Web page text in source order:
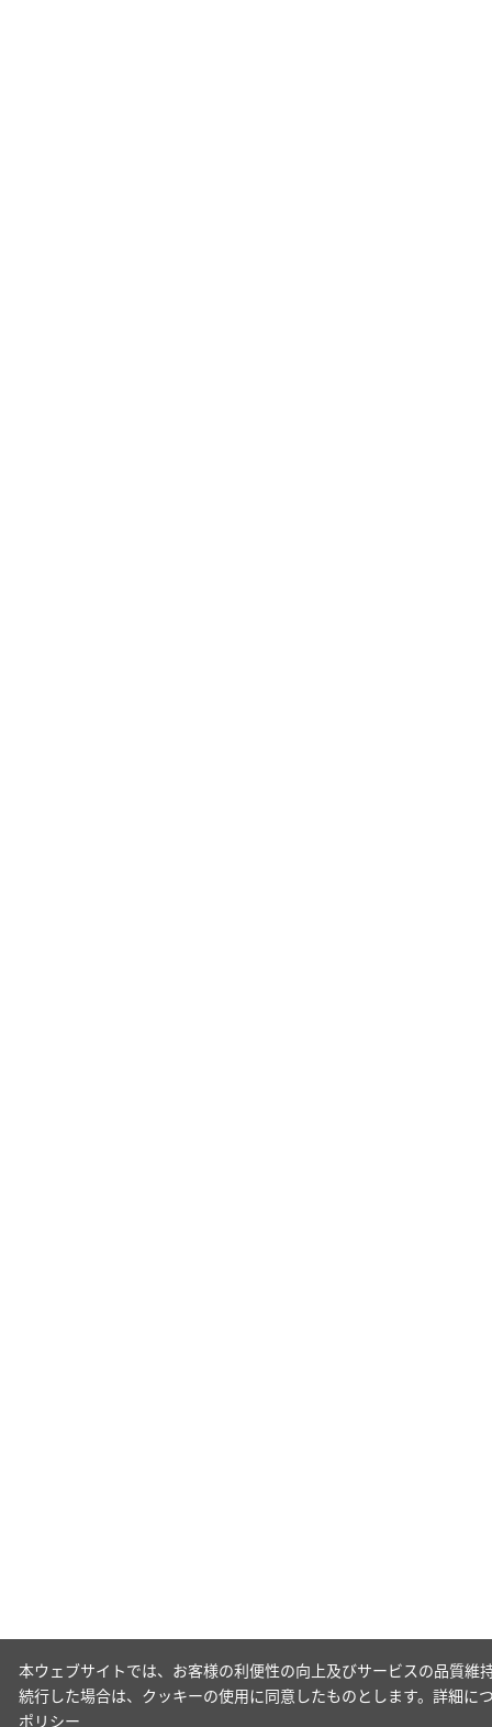
本ウェブサイトでは、お客様の利便性の向上及びサービスの品質
続行した場合は、クッキーの使用に同意したものとします。詳細
ポリシー